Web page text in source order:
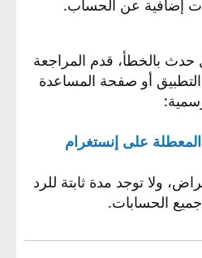
إضافية عن الحساب.
حدث بالخطأ، قدم المراجعة
أو صفحة المساعدة
على إنستغرام
ولا توجد مدة ثابتة للرد
الحسابات.